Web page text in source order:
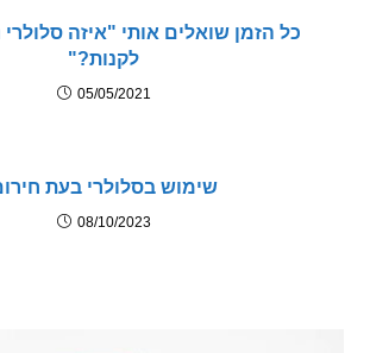
כל הזמן שואלים אותי "איזה סלולרי נמוך
לקנות?"
05/05/2021
שימוש בסלולרי בעת חירום
08/10/2023